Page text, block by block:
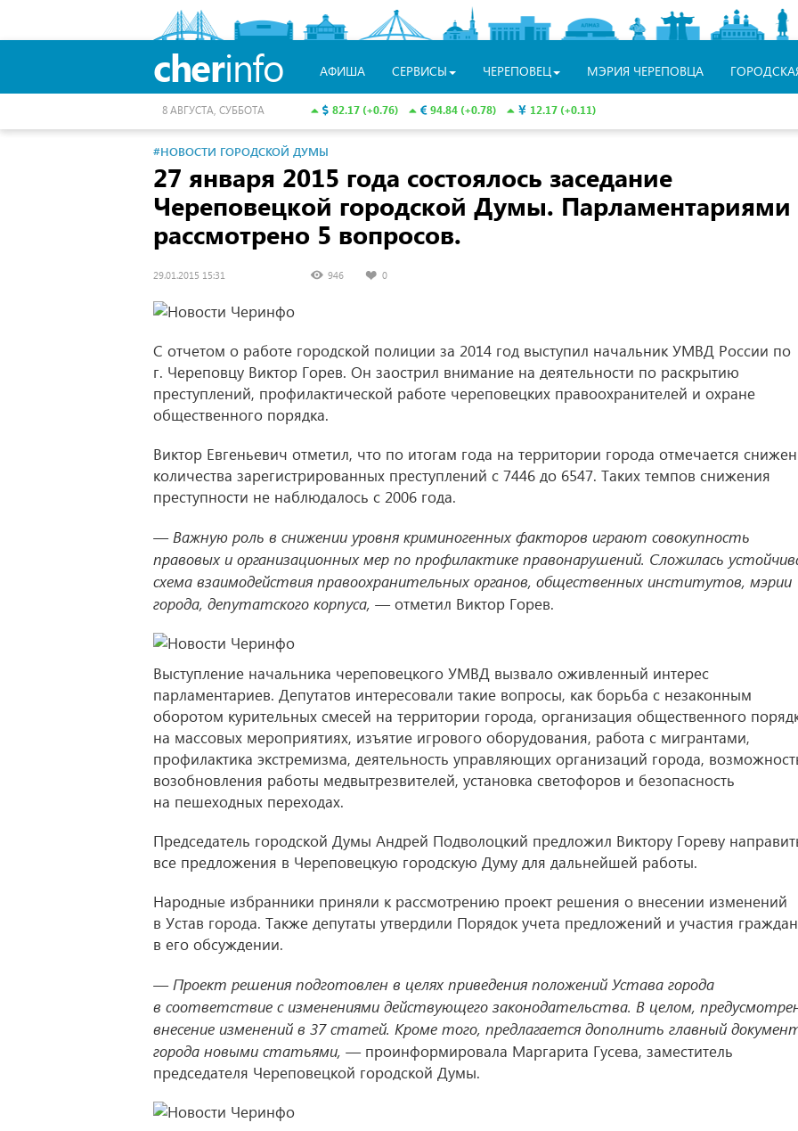
cherinfo АФИША СЕРВИСЫ ЧЕРЕПОВЕЦ МЭРИЯ ЧЕРЕПОВЦА
82.17 (+0.76) 94.84 (+0.78) 12.17 (+0.11)
8 АВГУСТА, СУББОТА
#НОВОСТИ ГОРОДСКОЙ ДУМЫ
27 января 2015 года состоялось заседание
Череповецкой городской Думы. Парламентариями
рассмотрено 5 вопросов.
29.01.2015 15:31 946 0
С отчетом о работе городской полиции за 2014 год выступил начальник УМВД России по
г. Череповцу Виктор Горев. Он заострил внимание на деятельности по раскрытию
преступлений, профилактической работе череповецких правоохранителей и охране
общественного порядка.
Виктор Евгеньевич отметил, что по итогам года на территории города отмечается
количества зарегистрированных преступлений с 7446 до 6547. Таких темпов снижения
преступности не наблюдалось с 2006 года.
— Важную роль в снижении уровня криминогенных факторов играют совокупность
правовых и организационных мер по профилактике правонарушений. Сложилась
схема взаимодействия правоохранительных органов, общественных институтов, мэрии
города, депутатского корпуса, —отметил Виктор Горев.
Выступление начальника череповецкого УМВД вызвало оживленный интерес
парламентариев. Депутатов интересовали такие вопросы, как борьба с незаконным
оборотом курительных смесей на территории города, организация общественного
на массовых мероприятиях, изъятие игрового оборудования, работа с мигрантами,
профилактика экстремизма, деятельность управляющих организаций города,
возобновления работы медвытрезвителей, установка светофоров и безопасность
на пешеходных переходах.
Председатель городской Думы Андрей Подволоцкий предложил Виктору Гореву
все предложения в Череповецкую городскую Думу для дальнейшей работы.
Народные избранники приняли к рассмотрению проект решения о внесении изменений
в Устав города. Также депутаты утвердили Порядок учета предложений и участия граждан
в его обсуждении.
— Проект решения подготовлен в целях приведения положений Устава города
в соответствие с изменениями действующего законодательства. В целом,
внесение изменений в 37 статей. Кроме того, предлагается дополнить главный
города новыми статьями, —проинформировала Маргарита Гусева, заместитель
председателя Череповецкой городской Думы.